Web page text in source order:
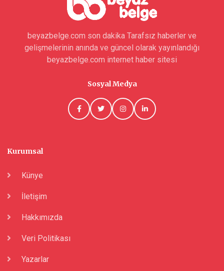
beyazbelge.com son dakika Tarafsız haberler ve
gelişmelerinin anında ve güncel olarak yayınlandığı
beyazbelge.com internet haber sitesi
Sosyal Medya
Kurumsal
Künye
İletişim
Hakkımızda
Veri Politikası
Yazarlar